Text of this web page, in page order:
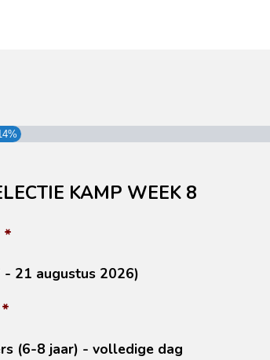
KAMP WEEK 8
*
- 21 augustus 2026)
*
(6-8 jaar) - volledige dag